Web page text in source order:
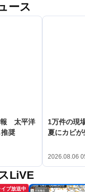
ース
報 太平洋
奨
1万件の現
夏にカビが
2026.08.06
LiVE
イブ放送中